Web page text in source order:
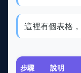
這裡有個表格
步驟 說明